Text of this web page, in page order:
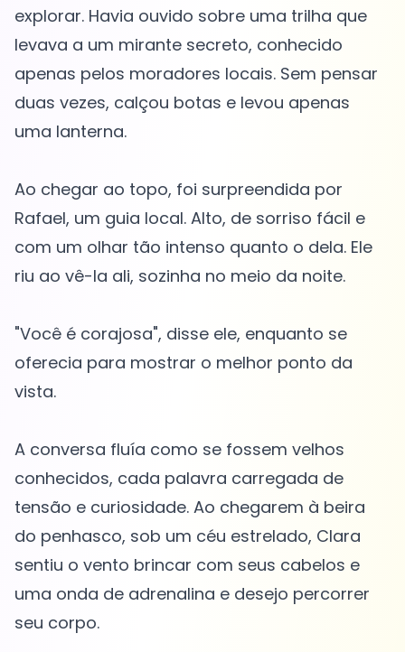
explorar. Havia ouvido sobre uma trilha que
levava a um mirante secreto, conhecido
apenas pelos moradores locais. Sem pensar
duas vezes, calçou botas e levou apenas
uma lanterna.
Ao chegar ao topo, foi surpreendida por
Rafael, um guia local. Alto, de sorriso fácil e
com um olhar tão intenso quanto o dela. Ele
riu ao vê-la ali, sozinha no meio da noite.
"Você é corajosa", disse ele, enquanto se
oferecia para mostrar o melhor ponto da
vista.
A conversa fluía como se fossem velhos
conhecidos, cada palavra carregada de
tensão e curiosidade. Ao chegarem à beira
do penhasco, sob um céu estrelado, Clara
sentiu o vento brincar com seus cabelos e
uma onda de adrenalina e desejo percorrer
seu corpo.